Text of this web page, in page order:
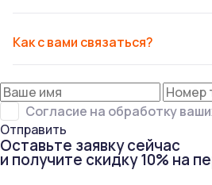
Как с вами связаться?
Согласие на обработку
Отправить
Оставьте заявку сейчас
и получите скидку 10% на